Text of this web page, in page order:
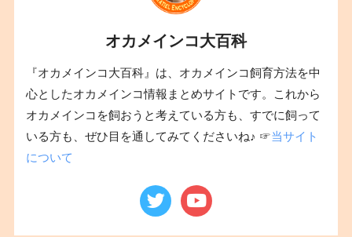
オカメインコ大百科
『オカメインコ大百科』は、オカメインコ飼育方法を中
心としたオカメインコ情報まとめサイトです。これから
オカメインコを飼おうと考えている方も、すでに飼って
いる方も、ぜひ目を通してみてくださいね♪ ☞当サイト
について